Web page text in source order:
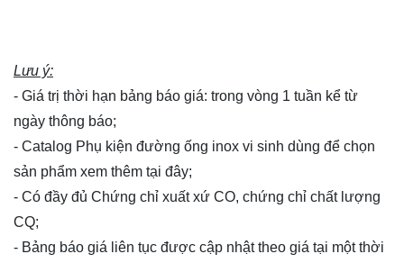
Lưu ý:
- Giá trị thời hạn bảng báo giá: trong vòng 1 tuần kể từ
ngày thông báo;
- Catalog Phụ kiện đường ống inox vi sinh dùng để chọn
sản phẩm xem thêm tại đây;
- Có đầy đủ Chứng chỉ xuất xứ CO, chứng chỉ chất lượng
CQ;
- Bảng báo giá liên tục được cập nhật theo giá tại một thời